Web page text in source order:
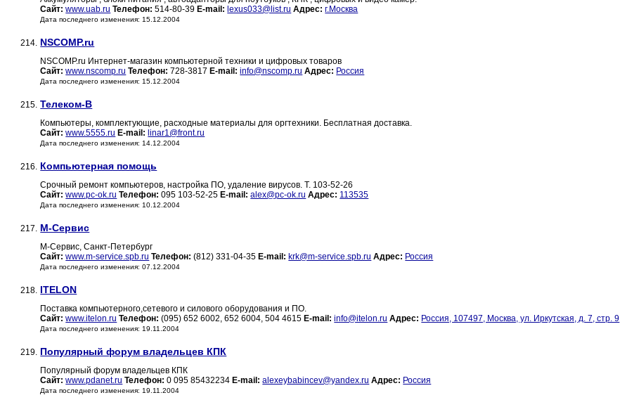
Сайт: www.uab.ru Телефон: 514-80-39 E-mail: lexus033@list.ru Адрес: г.Москва
Дата последнего изменения: 15.12.2004
214. NSCOMP.ru
NSCOMP.ru Интернет-магазин компьютерной техники и цифровых товаров
Сайт: www.nscomp.ru Телефон: 728-3817 E-mail: info@nscomp.ru Адрес: Россия
Дата последнего изменения: 15.12.2004
215. Телеком-В
Компьютеры, комплектующие, расходные материалы для оргтехники. Бесплатная доставка.
Сайт: www.5555.ru E-mail: linar1@front.ru
Дата последнего изменения: 14.12.2004
216. Компьютерная помощь
Срочный ремонт компьютеров, настройка ПО, удаление вирусов. Т. 103-52-26
Сайт: www.pc-ok.ru Телефон: 095 103-52-25 E-mail: alex@pc-ok.ru Адрес: 113535
Дата последнего изменения: 10.12.2004
217. М-Сервис
М-Сервис, Санкт-Петербург
Сайт: www.m-service.spb.ru Телефон: (812) 331-04-35 E-mail: krk@m-service.spb.ru Адрес: Россия
Дата последнего изменения: 07.12.2004
218. ITELON
Поставка компьютерного,сетевого и силового оборудования и ПО.
Сайт: www.itelon.ru Телефон: (095) 652 6002, 652 6004, 504 4615 E-mail: info@itelon.ru Адрес: Россия, 107497, Москва, ул. Иркутская, д. 7, стр. 9
Дата последнего изменения: 19.11.2004
219. Популярный форум владельцев КПК
Популярный форум владельцев КПК
Сайт: www.pdanet.ru Телефон: 0 095 85432234 E-mail: alexeybabincev@yandex.ru Адрес: Россия
Дата последнего изменения: 19.11.2004